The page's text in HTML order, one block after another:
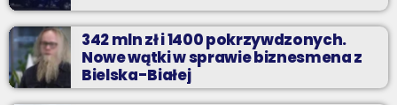
342 mln zł i 1400 pokrzywdzonych.
Nowe wątki w sprawie biznesmena z
Bielska-Białej